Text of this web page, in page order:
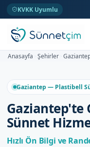
KVKK Uyumlu
Anasayfa Şehirler
Gaziantep — Plastibell
Gaziantep'te
Sünnet
Hızlı Ön Bilgi ve